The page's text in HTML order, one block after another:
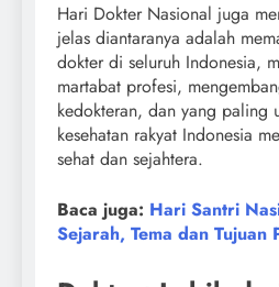
Hari Dokter Nasional juga
jelas diantaranya adalah
dokter di seluruh Indonesia,
martabat profesi,
kedokteran, dan yang paling
kesehatan rakyat Indonesia
sehat dan sejahtera.
Baca juga: Hari Santri
Sejarah, Tema dan Tujuan